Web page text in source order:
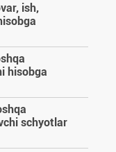
ish,
hisobga
schyotlar